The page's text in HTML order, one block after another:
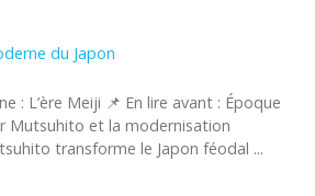
: L’ère Meiji 📌 En lire avant : Époque
Mutsuhito et la modernisation
transforme le Japon féodal ...